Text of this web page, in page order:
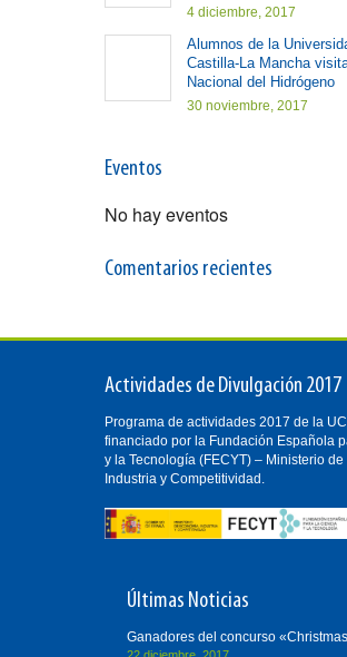
4 diciembre, 2017
Alumnos de la
Castilla-La Mancha
Nacional del Hidrógeno
30 noviembre, 2017
Eventos
No hay eventos
Comentarios recientes
Actividades de Divulgación 2017
Programa de actividades 2017 de la
financiado por la Fundación Española
y la Tecnología (FECYT) – Ministerio
Industria y Competitividad.
Últimas Noticias
Ganadores del concurso